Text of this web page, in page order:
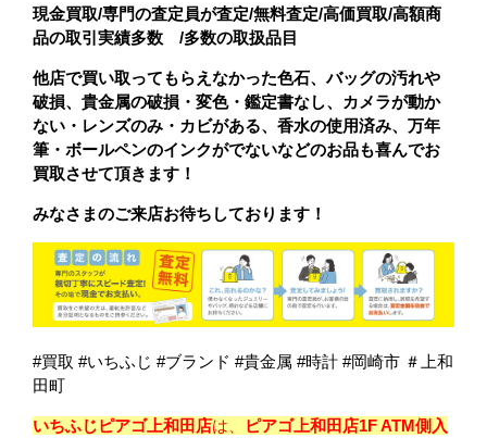
現金買取/専門の査定員が査定/無料査定/高価買取/高額商
品の取引実績多数 /多数の取扱品目
他店で買い取ってもらえなかった色石、バッグの汚れや
破損、貴金属の破損・変色・鑑定書なし、カメラが動か
ない・レンズのみ・カビがある、香水の使用済み、万年
筆・ボールペンのインクがでないなどのお品も喜んでお
買取させて頂きます！
みなさまのご来店お待ちしております！
#買取 #いちふじ #ブランド #貴金属 #時計 #岡崎市 ＃上和
田町
いちふじピアゴ上和田店は、
ピアゴ上和田店1F ATM側入